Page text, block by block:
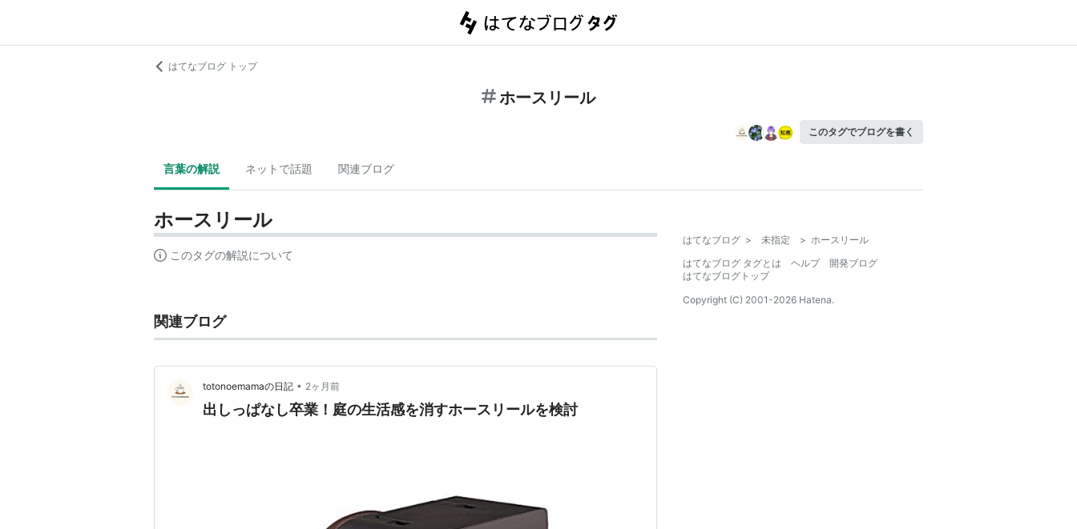
はてなブログ トップ
ホースリール
このタグでブログを書く
言葉の解説 ネットで話題 関連ブログ
ホースリール
このタグの解説について
関連ブログ
totonoemamaの日記 • 2ヶ月前
出しっぱなし卒業！庭の生活感を消すホースリールを検討
はてなブログ > 未指定 > ホースリール
はてなブログ タグとは
ヘルプ
開発ブログ
はてなブログトップ
Copyright (C) 2001-2026 Hatena.